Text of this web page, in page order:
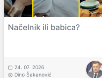
Načelnik ili babica?
24. 07. 2026
Dino Šakanović